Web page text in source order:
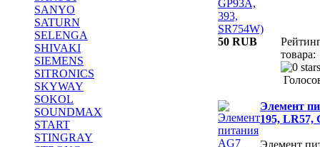
SANYO
SATURN
SELENGA
SHIVAKI
SIEMENS
SITRONICS
SKYWAY
SOKOL
SOUNDMAX
START
STINGRAY
50 RUB
товара:
Элемент
195, LR57,